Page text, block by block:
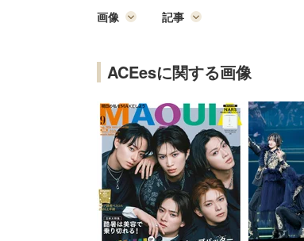
画像 記事
ACEesに関する画像